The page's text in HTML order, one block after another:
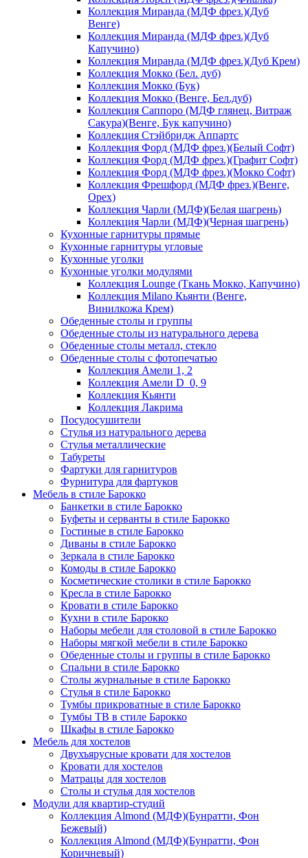
Коллекция Миранда (МДФ фрез.)(Дуб
Венге)
Коллекция Миранда (МДФ фрез.)(Дуб
Капучино)
Коллекция Миранда (МДФ фрез.)(Дуб Крем)
Коллекция Мокко (Бел. дуб)
Коллекция Мокко (Бук)
Коллекция Мокко (Венге, Бел.дуб)
Коллекция Саппоро (МДФ глянец, Витраж
Сакура)(Венге, Бук капучино)
Коллекция Стэйбридж Аппартс
Коллекция Форд (МДФ фрез.)(Белый Софт)
Коллекция Форд (МДФ фрез.)(Графит Софт)
Коллекция Форд (МДФ фрез.)(Мокко Софт)
Коллекция Фрешфорд (МДФ фрез.)(Венге,
Орех)
Коллекция Чарли (МДФ)(Белая шагрень)
Коллекция Чарли (МДФ)(Черная шагрень)
Кухонные гарнитуры прямые
Кухонные гарнитуры угловые
Кухонные уголки
Кухонные уголки модулями
Коллекция Lounge (Ткань Мокко, Капучино)
Коллекция Milano Кьянти (Венге,
Винилкожа Крем)
Обеденные столы и группы
Обеденные столы из натурального дерева
Обеденные столы металл, стекло
Обеденные столы с фотопечатью
Коллекция Амели 1, 2
Коллекция Амели D_0, 9
Коллекция Кьянти
Коллекция Лакрима
Посудосушители
Стулья из натурального дерева
Стулья металлические
Табуреты
Фартуки для гарнитуров
Фурнитура для фартуков
Мебель в стиле Барокко
Банкетки в стиле Барокко
Буфеты и серванты в стиле Барокко
Гостиные в стиле Барокко
Диваны в стиле Барокко
Зеркала в стиле Барокко
Комоды в стиле Барокко
Косметические столики в стиле Барокко
Кресла в стиле Барокко
Кровати в стиле Барокко
Кухни в стиле Барокко
Наборы мебели для столовой в стиле Барокко
Наборы мягкой мебели в стиле Барокко
Обеденные столы и группы в стиле Барокко
Спальни в стиле Барокко
Столы журнальные в стиле Барокко
Стулья в стиле Барокко
Тумбы прикроватные в стиле Барокко
Тумбы ТВ в стиле Барокко
Шкафы в стиле Барокко
Мебель для хостелов
Двухъярусные кровати для хостелов
Кровати для хостелов
Матрацы для хостелов
Столы и стулья для хостелов
Модули для квартир-студий
Коллекция Almond (МДФ)(Бунратти, Фон
Бежевый)
Коллекция Almond (МДФ)(Бунратти, Фон
Коричневый)